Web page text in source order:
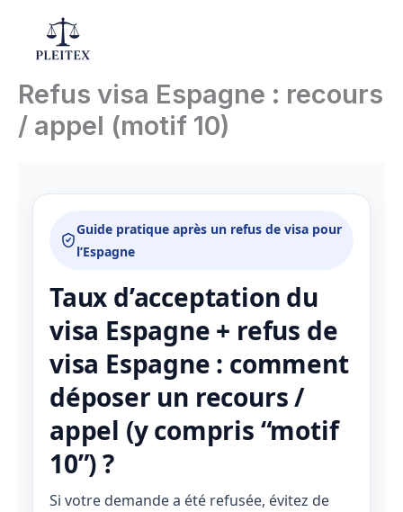
content
Refus visa Espagne : recours
/ appel (motif 10)
Guide pratique après un refus de visa pour
l’Espagne
Taux d’acceptation du
visa Espagne + refus de
visa Espagne : comment
déposer un recours /
appel (y compris “motif
10”) ?
Si votre demande a été refusée, évitez de